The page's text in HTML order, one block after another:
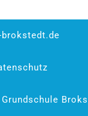
brokstedt.de